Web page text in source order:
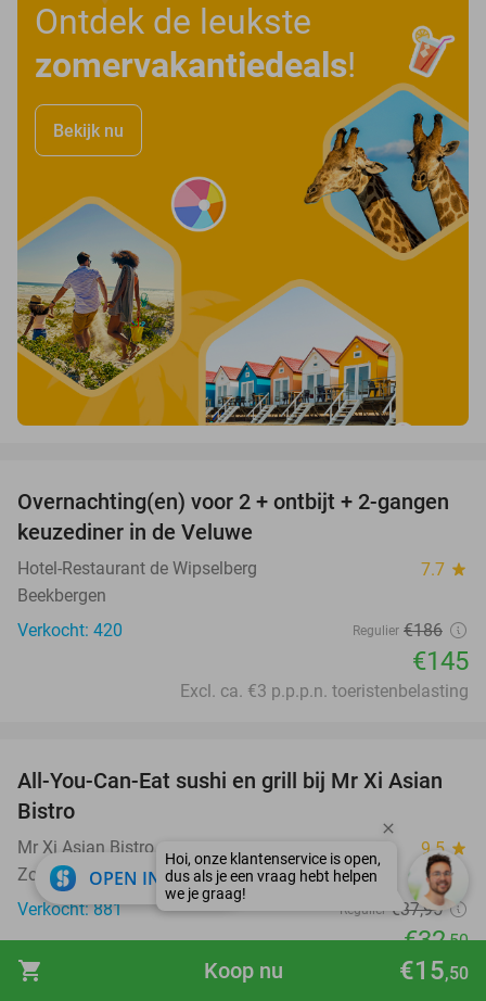
shopping_cart €15,50
Koop nu
Ontdek de leukste
zomervakantiedeals!
Bekijk nu
22%
Overnachting(en) voor 2 + ontbijt + 2-gangen
keuzediner in de Veluwe
Hotel-Restaurant de Wipselberg 7.7 star
Beekbergen
Verkocht: 420
Regulier €186
€145
Excl. ca. €3 p.p.p.n. toeristenbelasting
14%
All-You-Can-Eat sushi en grill bij Mr Xi Asian
Bistro
Mr Xi Asian Bistro 9.5 star
Zoetermeer (8 km)
Verkocht: 881
Regulier €37,95
€32,50
favorite_border
OPEN IN APP close